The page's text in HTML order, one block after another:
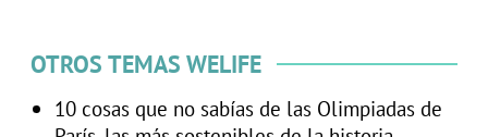
OTROS TEMAS WELIFE
10 cosas que no sabías de las Olimpiadas de